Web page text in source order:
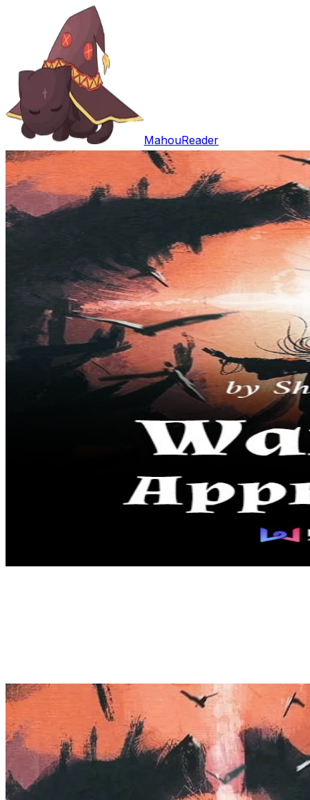
MahouReader
Buscar
Trabalhos
Comentários